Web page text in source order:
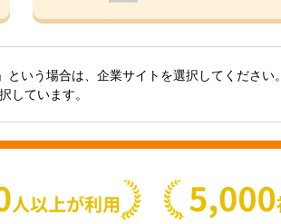
という場合は、企業サイトを選択してください。
しています。